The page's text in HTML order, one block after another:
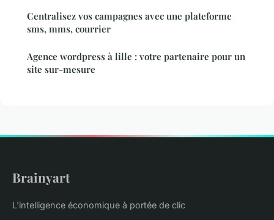
Centralisez vos campagnes avec une plateforme
sms, mms, courrier
Agence wordpress à lille : votre partenaire pour un
site sur-mesure
Brainyart
L'intelligence économique à portée de clic